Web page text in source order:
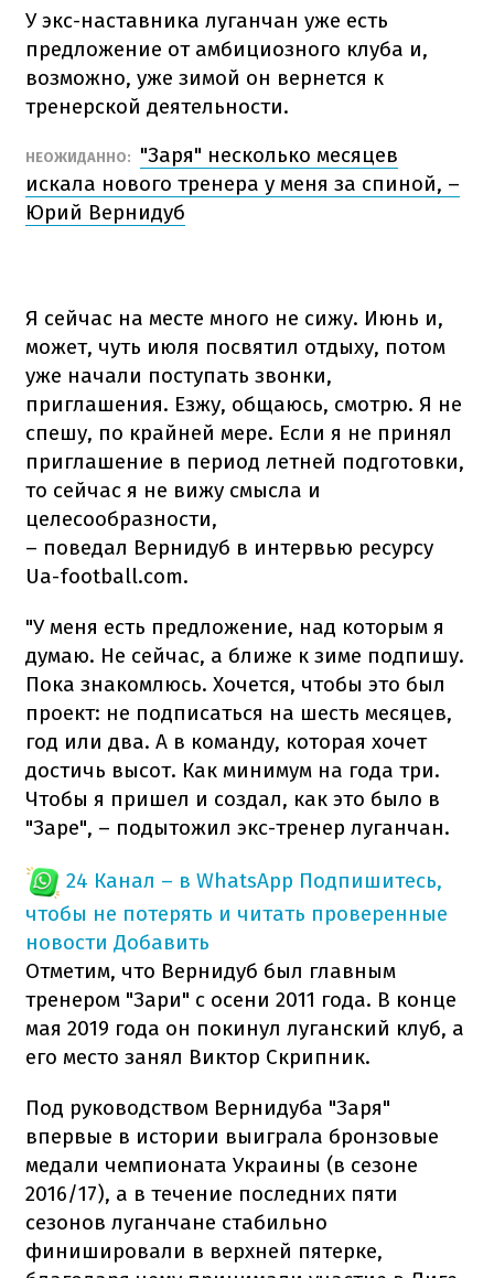
У экс-наставника луганчан уже есть
предложение от амбициозного клуба и,
возможно, уже зимой он вернется к
тренерской деятельности.
НЕОЖИДАННО:
"Заря" несколько месяцев
искала нового тренера у меня за спиной, –
Юрий Вернидуб
Я сейчас на месте много не сижу. Июнь и,
может, чуть июля посвятил отдыху, потом
уже начали поступать звонки,
приглашения. Езжу, общаюсь, смотрю. Я не
спешу, по крайней мере. Если я не принял
приглашение в период летней подготовки,
то сейчас я не вижу смысла и
целесообразности,
– поведал Вернидуб в интервью ресурсу
Ua-football.com.
"У меня есть предложение, над которым я
думаю. Не сейчас, а ближе к зиме подпишу.
Пока знакомлюсь. Хочется, чтобы это был
проект: не подписаться на шесть месяцев,
год или два. А в команду, которая хочет
достичь высот. Как минимум на года три.
Чтобы я пришел и создал, как это было в
"Заре", – подытожил экс-тренер луганчан.
24 Канал – в WhatsApp Подпишитесь,
чтобы не потерять и читать проверенные
новости Добавить
Отметим, что Вернидуб был главным
тренером "Зари" с осени 2011 года. В конце
мая 2019 года он покинул луганский клуб, а
его место занял Виктор Скрипник.
Под руководством Вернидуба "Заря"
впервые в истории выиграла бронзовые
медали чемпионата Украины (в сезоне
2016/17), а в течение последних пяти
сезонов луганчане стабильно
финишировали в верхней пятерке,